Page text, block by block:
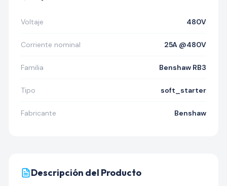
Voltaje 480V
Corriente nominal 25A @480V
Familia Benshaw RB3
Tipo soft_starter
Fabricante Benshaw
Descripción del Producto